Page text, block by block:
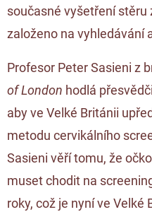
současné vyšetření stěru
založeno na vyhledávání
Profesor Peter Sasieni z
of London hodlá
aby ve Velké Británii
metodu cervikálního
Sasieni věří tomu, že
muset chodit na
roky, což je nyní ve Velké